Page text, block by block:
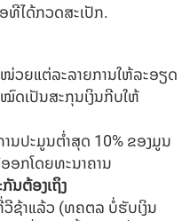
ທີໄດ້ກວດສະເປັກ.
ວຍແຕ່ລະລາຍການໃຫ້ລະອຽດ
ດເປັນສະກຸນເງິນກີບໃຫ້
ານປະມູນຕໍ່າສຸດ 10% ຂອງມູນ
ອກໂດຍທະນາຄານ
ນຕ້ອງເຖິງ
ຊ້າແລ້ວ (ທຄຕລ ບໍ່ຮັບເງິນ